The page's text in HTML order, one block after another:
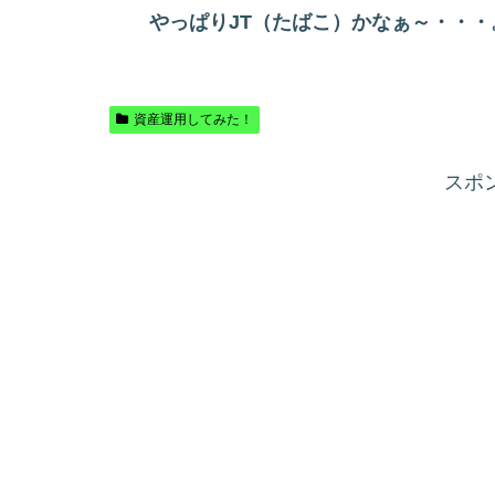
やっぱりJT（たばこ）かなぁ～・・・
資産運用してみた！
スポ